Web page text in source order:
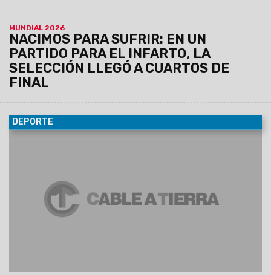
MUNDIAL 2026
NACIMOS PARA SUFRIR: EN UN
PARTIDO PARA EL INFARTO, LA
SELECCIÓN LLEGÓ A CUARTOS DE
FINAL
DEPORTE
encuentros definitorios.